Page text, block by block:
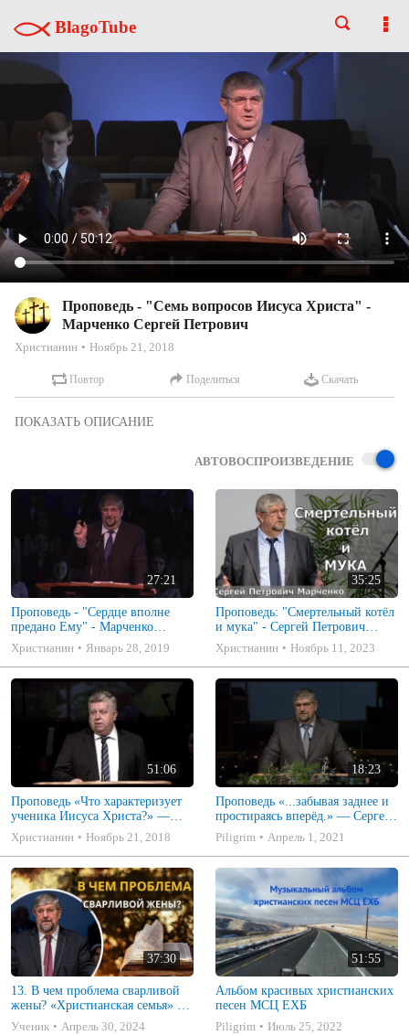
BlagoTube
Проповедь - "Семь вопросов Иисуса Христа" -
Марченко Сергей Петрович
Христианин Ноябрь 21, 2018
Повтор Поделиться Скачать
Проповедует Марченко Сергей Петрович
Gospel Russian Baptist Church —  Des Moines, WA
АВТОВОСПРОИЗВЕДЕНИЕ
27:21
Проповедь - "Сердце вполне
предано Ему" - Марченко
Сергей Петрович
Христианин Январь 28, 2019
35:25
Проповедь: "Смертельный котёл
и мука" - Сергей Петрович
Марченко
Христианин Ноябрь 11, 2023
51:06
Проповедь «Что характеризует
ученика Иисуса Христа?» —
Франц Г. Тиссен.
Христианин Ноябрь 21, 2018
18:23
Проповедь «...забывая заднее и
простираясь вперёд.» — Сергей
П. Марченко.
Piligrim Апрель 1, 2021
37:30
13. В чем проблема сварливой
жены? «Христианская семья» —
Сергей П. Марченко
Ученик Апрель 30, 2024
51:55
Альбом красивых христианских
песен МСЦ ЕХБ
Piligrim
Июль 25, 2022